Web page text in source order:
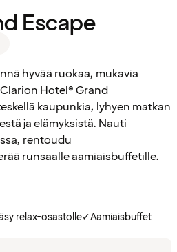
Escape
hyvää ruokaa, mukavia
Hotel® Grand
kaupunkia, lyhyen matkan
ja elämyksistä. Nauti
rentoudu
runsaalle aamiaisbuffetille.
relax-osastolle✓Aamiaisbuffet